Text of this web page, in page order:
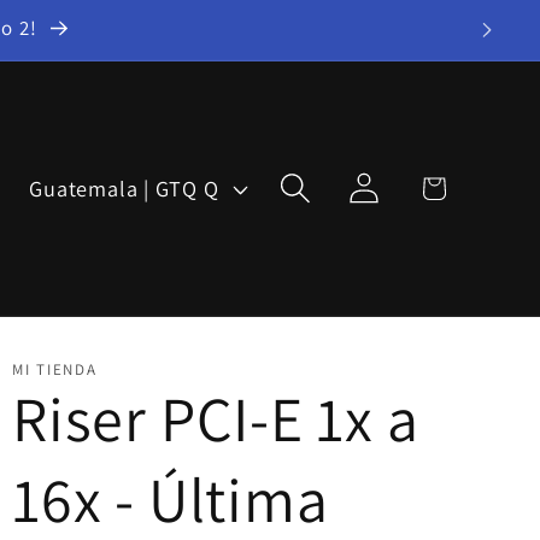
2!
P
s
/
r
e
g
Guatemala | GTQ Q
Iniciar
sesión
Carrito
MI TIENDA
Riser PCI-E 1x a
16x - Última